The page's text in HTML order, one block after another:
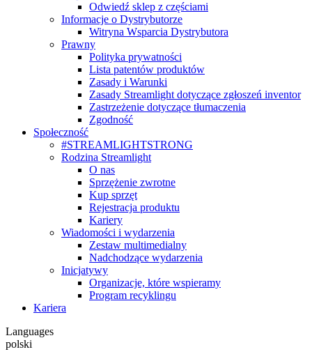
Odwiedź sklep z częściami
Informacje o Dystrybutorze
Witryna Wsparcia Dystrybutora
Prawny
Polityka prywatności
Lista patentów produktów
Zasady i Warunki
Zasady Streamlight dotyczące zgłoszeń inventor
Zastrzeżenie dotyczące tłumaczenia
Zgodność
Społeczność
#STREAMLIGHTSTRONG
Rodzina Streamlight
O nas
Sprzężenie zwrotne
Kup sprzęt
Rejestracja produktu
Kariery
Wiadomości i wydarzenia
Zestaw multimedialny
Nadchodzące wydarzenia
Inicjatywy
Organizacje, które wspieramy
Program recyklingu
Kariera
Languages
polski